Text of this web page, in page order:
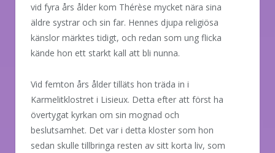
vid fyra års ålder kom Thérèse mycket nära sina
äldre systrar och sin far. Hennes djupa religiösa
känslor märktes tidigt, och redan som ung flicka
kände hon ett starkt kall att bli nunna.
Vid femton års ålder tilläts hon träda in i
Karmelitklostret i Lisieux. Detta efter att först ha
övertygat kyrkan om sin mognad och
beslutsamhet. Det var i detta kloster som hon
sedan skulle tillbringa resten av sitt korta liv, som